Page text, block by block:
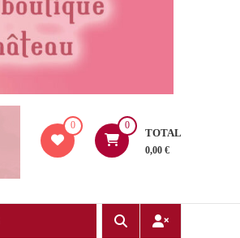
0 0
TOTAL
0,00 €